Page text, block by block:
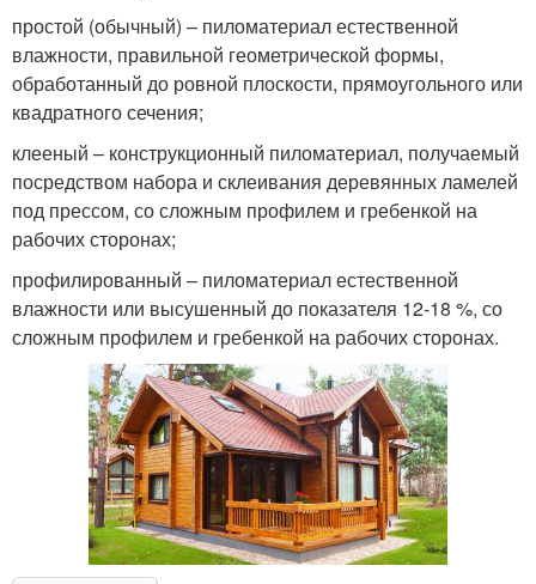
простой (обычный) – пиломатериал естественной
влажности, правильной геометрической формы,
обработанный до ровной плоскости, прямоугольного или
квадратного сечения;
клееный – конструкционный пиломатериал, получаемый
посредством набора и склеивания деревянных ламелей
под прессом, со сложным профилем и гребенкой на
рабочих сторонах;
профилированный – пиломатериал естественной
влажности или высушенный до показателя 12-18 %, со
сложным профилем и гребенкой на рабочих сторонах.